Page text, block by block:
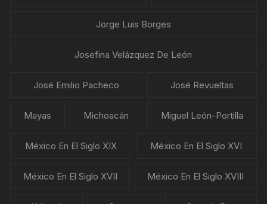
Jorge Luis Borges
Josefina Velázquez De León
José Emilio Pacheco José Revueltas
Mayas Michoacán Miguel León-Portilla
México En El Siglo XIX México En El Siglo XVI
México En El Siglo XVII México En El Siglo XVIII